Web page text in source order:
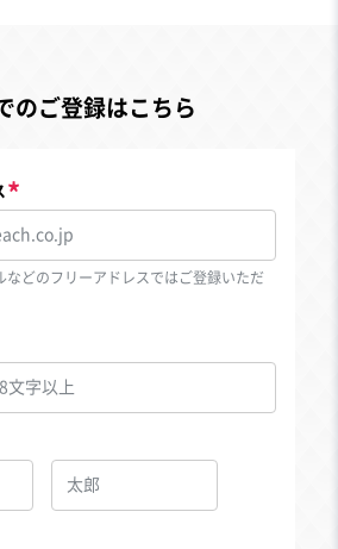
のご登録はこちら
などのフリーアドレスではご登録いただ